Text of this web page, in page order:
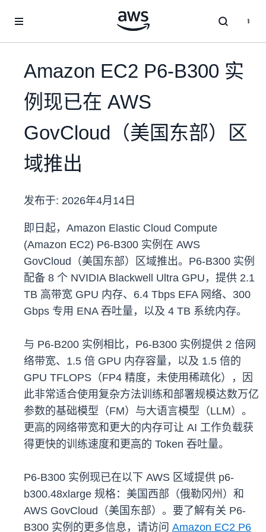
Amazon EC2 P6-B300 实
例现已在 AWS
GovCloud（美国东部）区
域推出
发布于: 2026年4月14日
即日起，Amazon Elastic Cloud Compute
(Amazon EC2) P6-B300 实例在 AWS
GovCloud（美国东部）区域推出。P6-B300 实例
配备 8 个 NVIDIA Blackwell Ultra GPU，提供 2.1
TB 高带宽 GPU 内存、6.4 Tbps EFA 网络、300
Gbps 专用 ENA 吞吐量，以及 4 TB 系统内存。
与 P6-B200 实例相比，P6-B300 实例提供 2 倍网
络带宽、1.5 倍 GPU 内存容量，以及 1.5 倍的
GPU TFLOPS（FP4 精度，未使用稀疏化），因
此非常适合使用复杂方法训练和部署规模达数万亿
参数的基础模型（FM）与大语言模型（LLM）。
更高的网络带宽和更大的内存可让 AI 工作负载获
得更快的训练速度和更高的 Token 吞吐量。
P6-B300 实例现已在以下 AWS 区域提供 p6-
b300.48xlarge 规格：美国西部（俄勒冈州）和
AWS GovCloud（美国东部）。要了解有关 P6-
B300 实例的更多信息，请访问 Amazon EC2 P6